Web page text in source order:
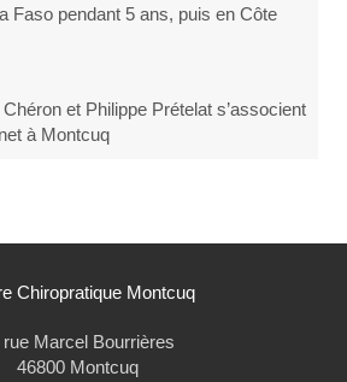
Faso pendant 5 ans, puis en Côte
et Philippe Prételat s’associent
à Montcuq
Chiropratique Montcuq
rue Marcel Bourrières
46800 Montcuq